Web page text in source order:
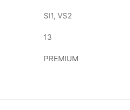
SI1, VS2
13
PREMIUM